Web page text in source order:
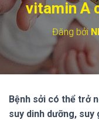
vitamin A
Đăng bởi
Bệnh sởi có thể trở
suy dinh dưỡng,